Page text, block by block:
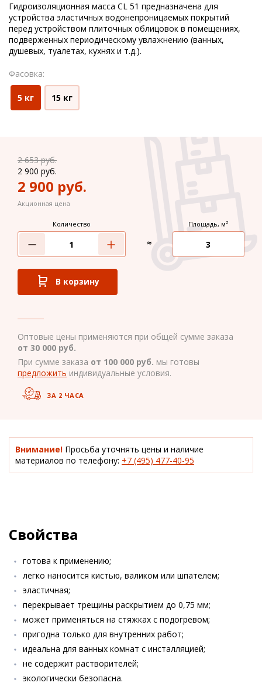
Гидроизоляционная масса CL 51 предназначена для
устройства эластичных водонепроницаемых покрытий
перед устройством плиточных облицовок в помещениях,
подверженных периодическому увлажнению (ванных,
душевых, туалетах, кухнях и т.д.).
Фасовка:
5 кг 15 кг
2 653руб.
2 900 руб.
2 900 руб.
Акционная цена
Количество
≈
Площадь, м²
В корзину
Оптовые цены применяются при общей сумме заказа
от 30 000 руб.
При сумме заказа от 100 000 руб. мы готовы
предложить индивидуальные условия.
ЗА 2 ЧАСА
Внимание! Просьба уточнять цены и наличие
материалов по телефону: +7 (495) 477-40-95
Свойства
готова к применению;
легко наносится кистью, валиком или шпателем;
эластичная;
перекрывает трещины раскрытием до 0,75 мм;
может применяться на стяжках с подогревом;
пригодна только для внутренних работ;
идеальна для ванных комнат с инсталляцией;
не содержит растворителей;
экологически безопасна.